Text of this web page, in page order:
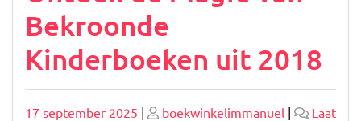
Bekroonde
Kinderboeken uit 2018
Geplaatst
17 september 2025 | Geplaatst
boekwinkelimmanuel |
Laat